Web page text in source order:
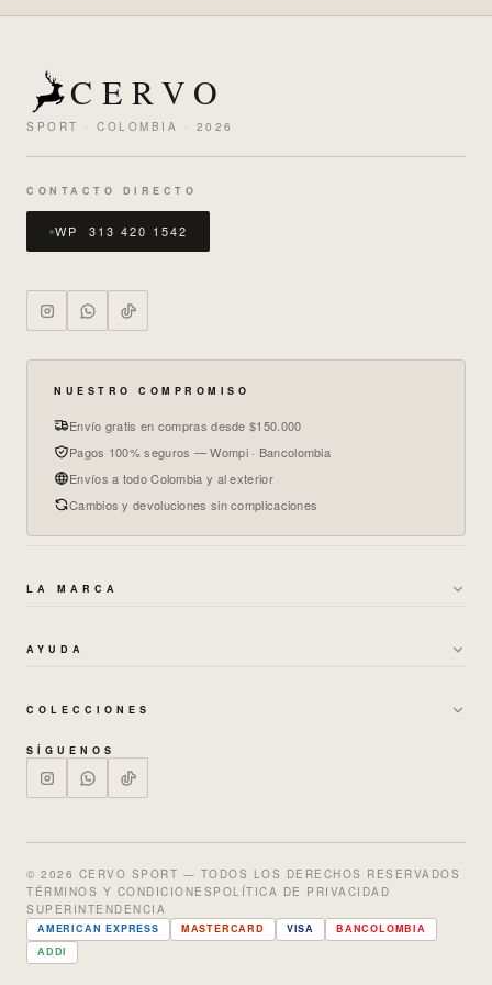
CERVO
SPORT · COLOMBIA · 2026
CONTACTO DIRECTO
WP 313 420 1542
NUESTRO COMPROMISO
Envío gratis en compras desde $150.000
Pagos 100% seguros — Wompi · Bancolombia
Envíos a todo Colombia y al exterior
Cambios y devoluciones sin complicaciones
LA MARCA
GARANTÍAS Y CAMBIOS →
TRABAJA CON NOSOTROS
AYUDA
CAMBIOS Y DEVOLUCIONES →
PREGUNTAS FRECUENTES
NUESTRAS TIENDAS
GUÍA DE TALLAS →
COLECCIONES
HOMBRE
SALE % OFF
SÍGUENOS
© 2026 CERVO SPORT — TODOS LOS DERECHOS RESERVADOS
TÉRMINOS Y CONDICIONES POLÍTICA DE PRIVACIDAD
SUPERINTENDENCIA
AMERICAN EXPRESS MASTERCARD VISA
BANCOLOMBIA
ADDI